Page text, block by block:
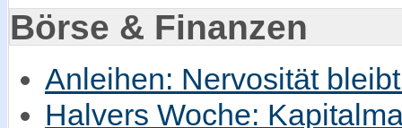
Börse & Finanzen
Anleihen: Nervosität
Halvers Woche: